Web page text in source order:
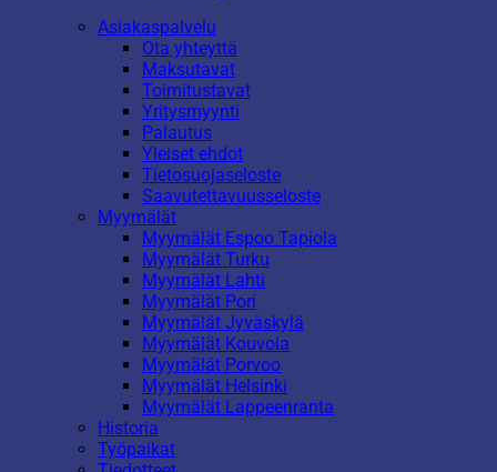
Asiakaspalvelu
Ota yhteyttä
Maksutavat
Toimitustavat
Yritysmyynti
Palautus
Yleiset ehdot
Tietosuojaseloste
Saavutettavuusseloste
Myymälät
Myymälät Espoo Tapiola
Myymälät Turku
Myymälät Lahti
Myymälät Pori
Myymälät Jyväskylä
Myymälät Kouvola
Myymälät Porvoo
Myymälät Helsinki
Myymälät Lappeenranta
Historia
Työpaikat